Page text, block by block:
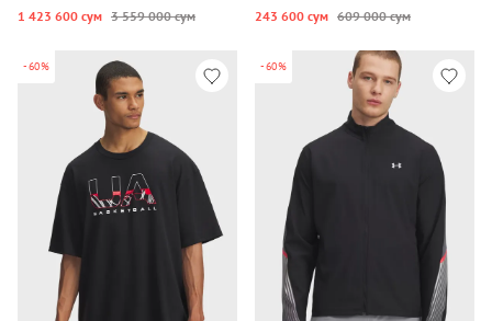
1 423 600 сум 3 559 000 сум 243 600 сум 609 000 сум
-60% -60%